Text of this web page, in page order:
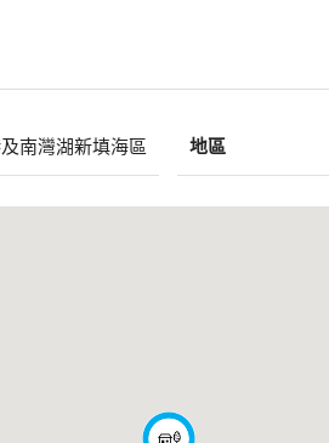
南灣湖新填海區 地區